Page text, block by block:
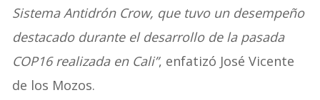
Sistema Antidrón Crow, que tuvo un desempeño
destacado durante el desarrollo de la pasada
COP16 realizada en Cali”, enfatizó José Vicente
de los Mozos.